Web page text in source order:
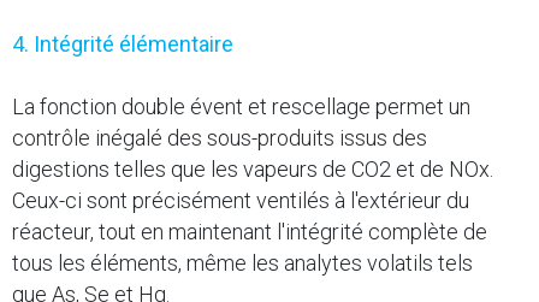
4. Intégrité élémentaire
La fonction double évent et rescellage permet un
contrôle inégalé des sous-produits issus des
digestions telles que les vapeurs de CO2 et de NOx.
Ceux-ci sont précisément ventilés à l'extérieur du
réacteur, tout en maintenant l'intégrité complète de
tous les éléments, même les analytes volatils tels
que As, Se et Hg.